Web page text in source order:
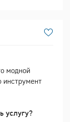
модной
услугу?